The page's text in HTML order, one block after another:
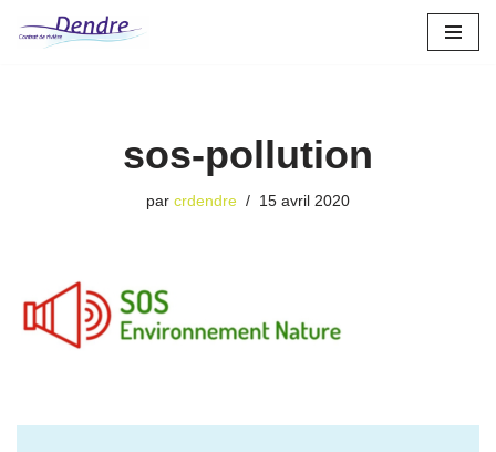
sos-pollution
par crdendre 15 avril 2020